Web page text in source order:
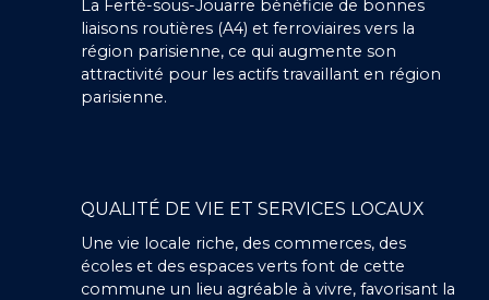
La Ferté-sous-Jouarre bénéficie de bonnes
liaisons routières (A4) et ferroviaires vers la
région parisienne, ce qui augmente son
attractivité pour les actifs travaillant en région
parisienne.
QUALITÉ DE VIE ET SERVICES LOCAUX
Une vie locale riche, des commerces, des
écoles et des espaces verts font de cette
commune un lieu agréable à vivre, favorisant la